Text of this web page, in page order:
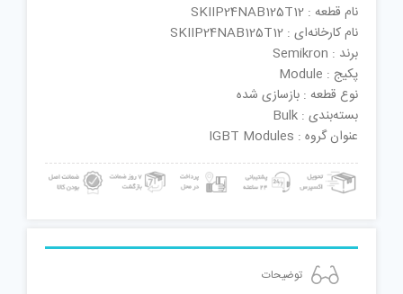
نام قطعه : SKIIP24NAB125T12
نام کارخانه‌ای : SKIIP24NAB125T12
برند : Semikron
پکیج : Module
نوع قطعه : بازسازی شده
بسته‌بندی : Bulk
عنوان گروه : IGBT Modules
توضیحات